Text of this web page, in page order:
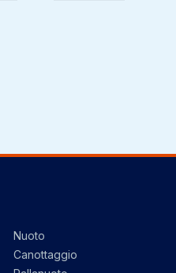
Nuoto
Canottaggio